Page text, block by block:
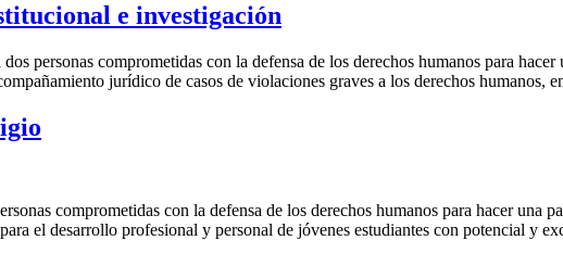
e investigación
personas comprometidas con la defensa de los derechos humanos para
jurídico de casos de violaciones graves a los derechos humanos,
comprometidas con la defensa de los derechos humanos para hacer una
el desarrollo profesional y personal de jóvenes estudiantes con potencial y